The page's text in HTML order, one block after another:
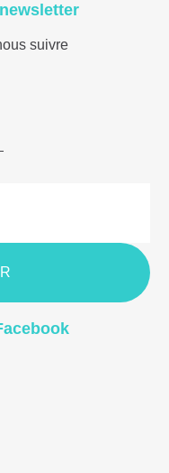
suivre